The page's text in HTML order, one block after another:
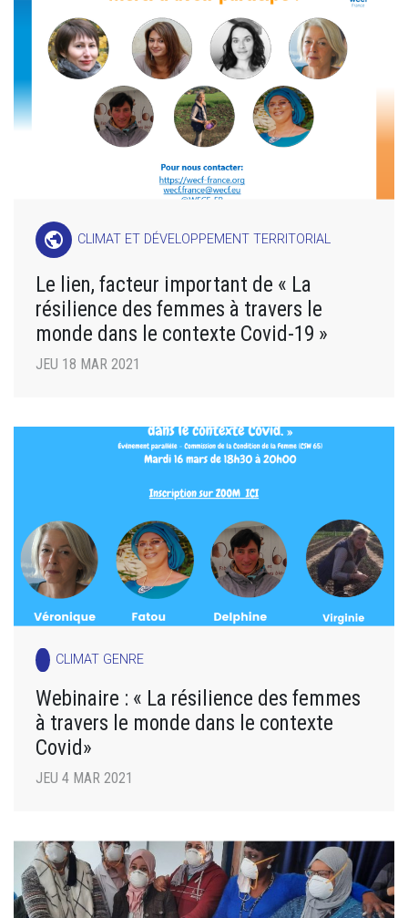
public CLIMAT ET DÉVELOPPEMENT TERRITORIAL
Le lien, facteur important de « La
résilience des femmes à travers le
monde dans le contexte Covid-19 »
JEU 18 MAR 2021
CLIMAT GENRE
Webinaire : « La résilience des femmes
à travers le monde dans le contexte
Covid»
JEU 4 MAR 2021